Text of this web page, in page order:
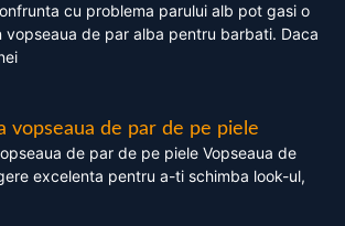
cu problema parului alb pot gasi o
vopseaua de par alba pentru barbati. Daca
vopseaua de par de pe piele
de par de pe piele Vopseaua de
excelenta pentru a-ti schimba look-ul,